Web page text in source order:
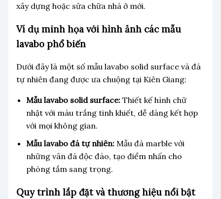
xây dựng hoặc sửa chữa nhà ở mới.
Ví dụ minh họa với hình ảnh các mẫu
lavabo phổ biến
Dưới đây là một số mẫu lavabo solid surface và đá
tự nhiên đang được ưa chuộng tại Kiên Giang:
Mẫu lavabo solid surface:Thiết kế hình chữ
nhật với màu trắng tinh khiết, dễ dàng kết hợp
với mọi không gian.
Mẫu lavabo đá tự nhiên:Mẫu đá marble với
những vân đá độc đáo, tạo điểm nhấn cho
phòng tắm sang trọng.
Quy trình lắp đặt và thương hiệu nổi bật